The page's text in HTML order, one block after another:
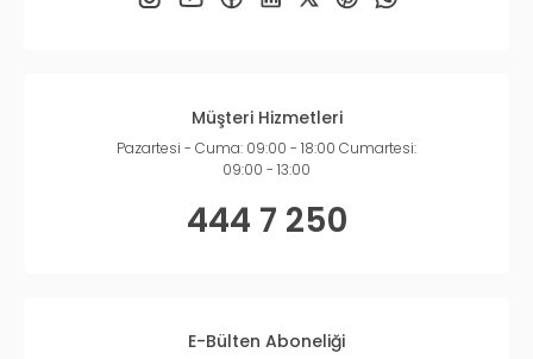
Müşteri Hizmetleri
Pazartesi - Cuma: 09:00 - 18:00 Cumartesi:
09:00 - 13:00
444 7 250
E-Bülten Aboneliği